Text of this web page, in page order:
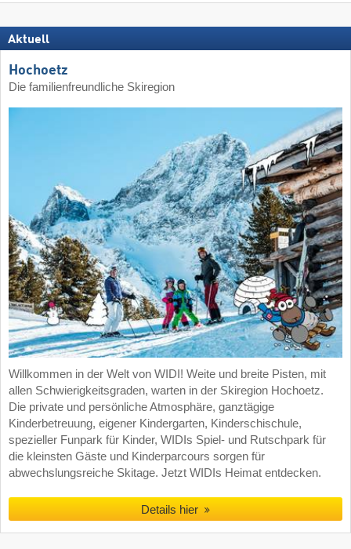
Aktuell
Hochoetz
Die familienfreundliche Skiregion
Willkommen in der Welt von WIDI! Weite und breite Pisten, mit
allen Schwierigkeitsgraden, warten in der Skiregion Hochoetz.
Die private und persönliche Atmosphäre, ganztägige
Kinderbetreuung, eigener Kindergarten, Kinderschischule,
spezieller Funpark für Kinder, WIDIs Spiel- und Rutschpark für
die kleinsten Gäste und Kinderparcours sorgen für
abwechslungsreiche Skitage. Jetzt WIDIs Heimat entdecken.
Details hier